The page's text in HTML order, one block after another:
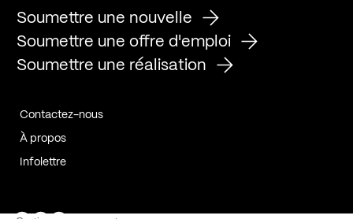
Soumettre une nouvelle
Soumettre une offre d'emploi
Soumettre une réalisation
Contactez-nous
À propos
Infolettre